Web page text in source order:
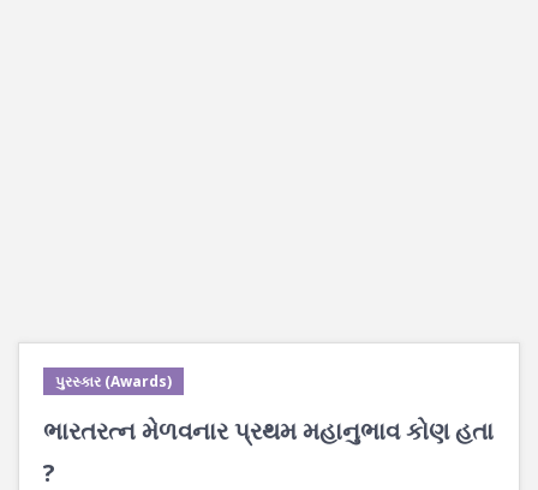
પુરસ્કાર (Awards)
ભારતરત્ન મેળવનાર પ્રથમ મહાનુભાવ કોણ હતા
?